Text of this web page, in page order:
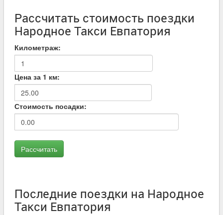
Рассчитать стоимость поездки
Народное Такси Евпатория
Километраж:
Цена за 1 км:
Стоимость посадки:
Последние поездки на Народное
Такси Евпатория